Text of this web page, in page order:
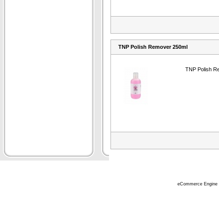
TNP Polish Remover 250ml
TNP Polish
eCommerce